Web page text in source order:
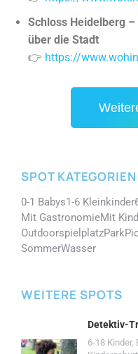
Schloss Heidelberg
über die Stadt
👉 https://
SPOT KATEGORIEN
0-1 Babys1-6 Kleinkinder
Mit GastronomieMit
OutdoorspielplatzPark
SommerWasser
WEITERE SPOTS
Detektiv-
6-18 Kinder,